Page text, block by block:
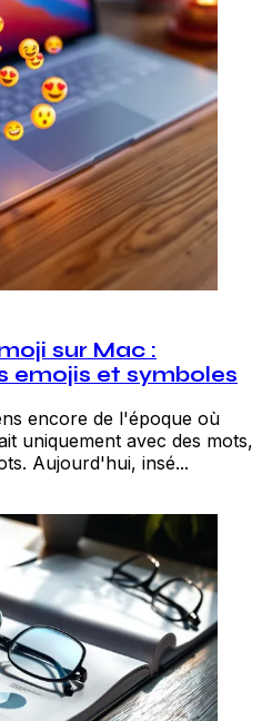
sur Mac :
emojis et symboles
encore de l'époque où
uniquement avec des mots,
Aujourd'hui, insé...